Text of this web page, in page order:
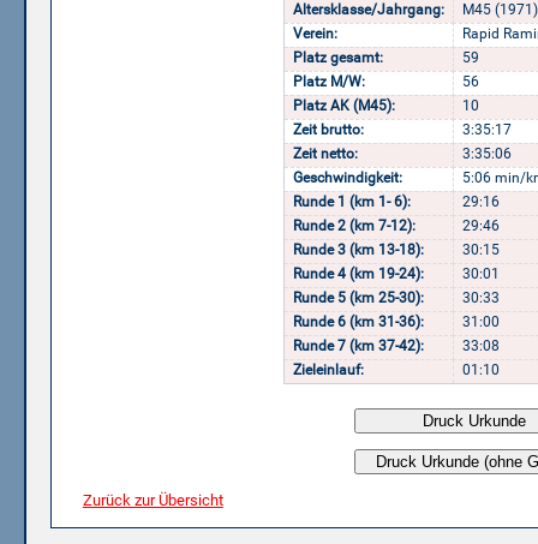
Altersklasse/Jahrgang:
M45 (1971)
Verein:
Rapid
Platz gesamt:
59
Platz M/W:
56
Platz AK (M45):
10
Zeit brutto:
3:35:17
Zeit netto:
3:35:06
Geschwindigkeit:
5:06 min/
Runde 1 (km 1- 6):
29:16
Runde 2 (km 7-12):
29:46
Runde 3 (km 13-18):
30:15
Runde 4 (km 19-24):
30:01
Runde 5 (km 25-30):
30:33
Runde 6 (km 31-36):
31:00
Runde 7 (km 37-42):
33:08
Zieleinlauf:
01:10
Zurück zur Übersicht